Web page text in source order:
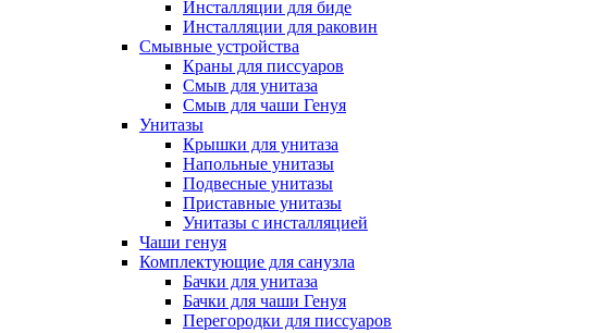
Инсталляции для биде
Инсталляции для раковин
Смывные устройства
Краны для писсуаров
Смыв для унитаза
Смыв для чаши Генуя
Унитазы
Крышки для унитаза
Напольные унитазы
Подвесные унитазы
Приставные унитазы
Унитазы с инсталляцией
Чаши генуя
Комплектующие для санузла
Бачки для унитаза
Бачки для чаши Генуя
Перегородки для писсуаров